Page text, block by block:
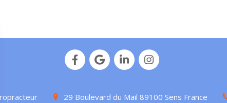
29 Boulevard du Mail 89100 Sens France